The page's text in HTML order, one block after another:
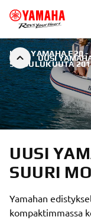
UUSI
UUSI YAMAHA F20 -
9. JOULUKUUTA
UUSI
SUURI
Yamahan
kompaktimmassa